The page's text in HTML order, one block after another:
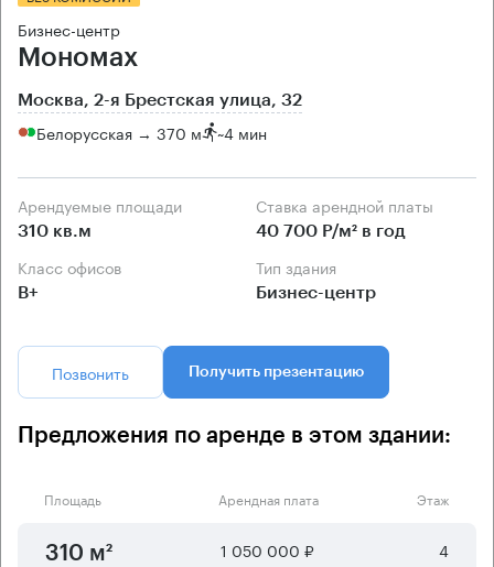
Бизнес-центр
Мономах
Москва, 2-я Брестская улица, 32
Белорусская → 370 м ~4 мин
Арендуемые площади
310 кв.м
Ставка арендной платы
40 700 Р/м² в год
Класс офисов
B+
Тип здания
Бизнес-центр
Позвонить Получить презентацию
Предложения по аренде в этом здании:
Площадь Арендная плата Этаж
310 м² 1 050 000 ₽ 4